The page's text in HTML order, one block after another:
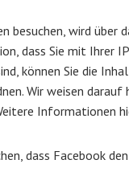
besuchen, wird
dass Sie mit Ihrer
können Sie die
Wir weisen
Informationen
dass Facebook